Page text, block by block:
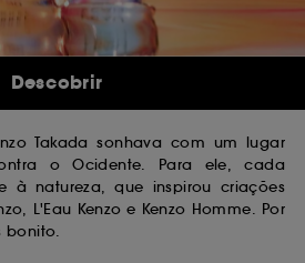
Takada sonhava com um lugar
o Ocidente. Para ele, cada
à natureza, que inspirou criações
L'Eau Kenzo e Kenzo Homme. Por
bonito.
Descobrir